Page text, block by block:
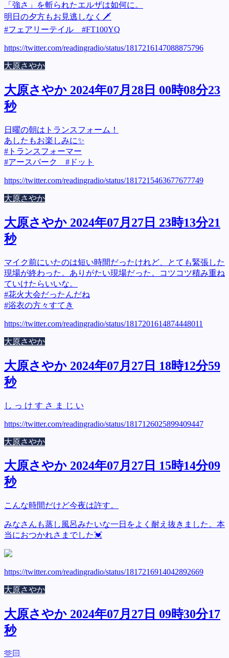
「強さ」を斬られたエルザは如何に。
明日の夕方もお見逃しなく🗡️
#フェアリーテイル #FT100YQ
https://twitter.com/readingradio/status/1817216147088875796
大原さやか
大原さやか 2024年07月28日 00時08分23
秒
日曜の朝はトランスフォーム！
あしたもお楽しみに✨
#トランスフォーマー
#アースパーク #ドット
https://twitter.com/readingradio/status/1817215463677677749
大原さやか
大原さやか 2024年07月27日 23時13分21
秒
マイク前にいたのは短い時間だったけれど、とても緊張した
現場が終わった。ありがたい現場だった。コツコツ積み重ね
ていけたらいいな。
#花火大会だったんだね
#浴衣の方々すてき
https://twitter.com/readingradio/status/1817201614874448011
大原さやか
大原さやか 2024年07月27日 18時12分59
秒
し っ け す さ ま じ い
https://twitter.com/readingradio/status/1817126025899409447
大原さやか
大原さやか 2024年07月27日 15時14分09
秒
こんな時間だけど今夜は許す。
みなさんも蒸し風呂みたいな一日をよく耐え抜きました。本
当におつかれさまでした💓
https://twitter.com/readingradio/status/1817216914042892669
大原さやか
大原さやか 2024年07月27日 09時30分17
秒
🫶🏻